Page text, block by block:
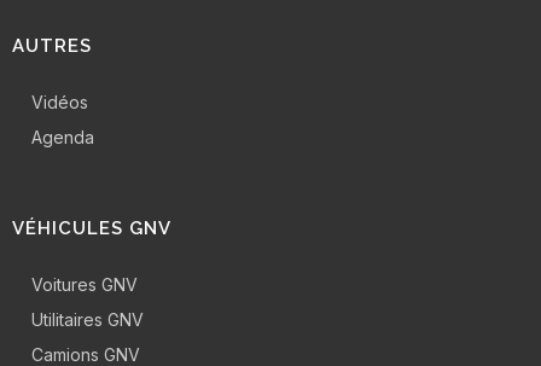
AUTRES
Vidéos
Agenda
VÉHICULES GNV
Voitures GNV
Utilitaires GNV
Camions GNV